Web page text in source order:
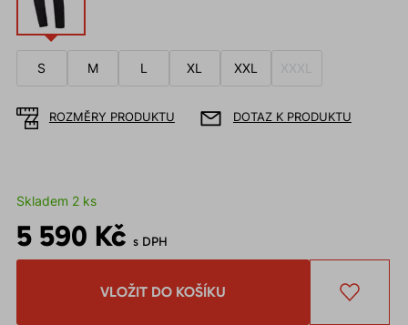
S M L XL XXL XXXL
ROZMĚRY PRODUKTU DOTAZ K PRODUKTU
Skladem 2 ks
5 590 Kč s DPH
VLOŽIT DO KOŠÍKU